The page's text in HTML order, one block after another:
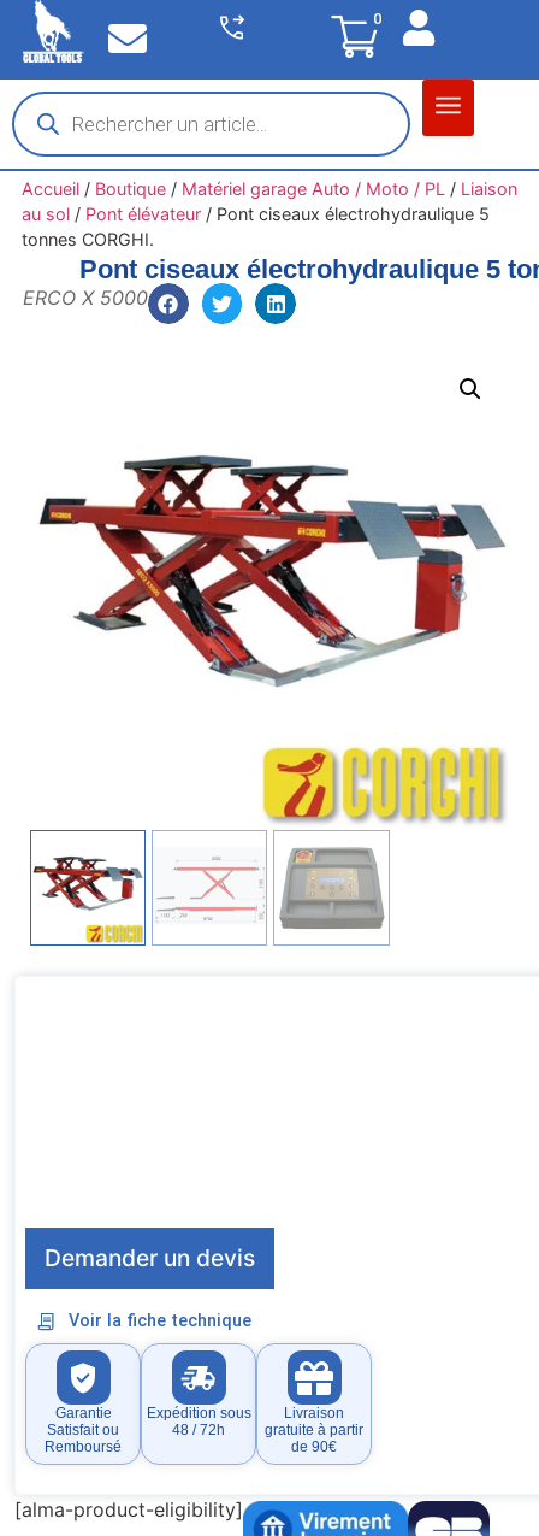
0
Accueil/ Boutique/ Matériel garage Auto / Moto / PL / Liaison
au sol/ Pont élévateur/ Pont ciseaux électrohydraulique 5
tonnes CORGHI.
Pont ciseaux électrohydraulique 5
ERCO X 5000
Demander un devis
Voir la fiche technique
Garantie
Satisfait ou
Remboursé
Expédition sous
48 / 72h
Livraison
gratuite à partir
de 90€
[alma-product-eligibility]